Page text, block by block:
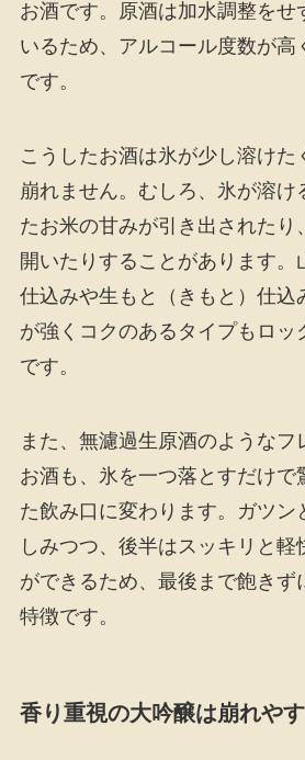
お酒です。原酒は加水調整をせ
いるため、アルコール度数が高
です。
こうしたお酒は氷が少し溶けた
崩れません。むしろ、氷が溶け
たお米の甘みが引き出されたり
開いたりすることがあります。
仕込みや生もと（きもと）仕込
が強くコクのあるタイプもロッ
です。
また、無濾過生原酒のようなフ
お酒も、氷を一つ落とすだけで
た飲み口に変わります。ガツン
しみつつ、後半はスッキリと軽
ができるため、最後まで飽きず
特徴です。
香り重視の大吟醸は崩れや